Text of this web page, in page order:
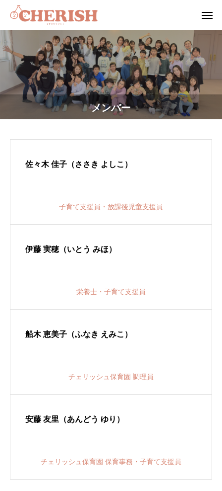
メンバー
佐々木 佳子（ささき よしこ）
子育て支援員・放課後児童支援員
伊藤 実穂（いとう みほ）
栄養士・子育て支援員
船木 恵美子（ふなき えみこ）
チェリッシュ保育園 調理員
安藤 友里（あんどう ゆり）
チェリッシュ保育園 保育事務・子育て支援員